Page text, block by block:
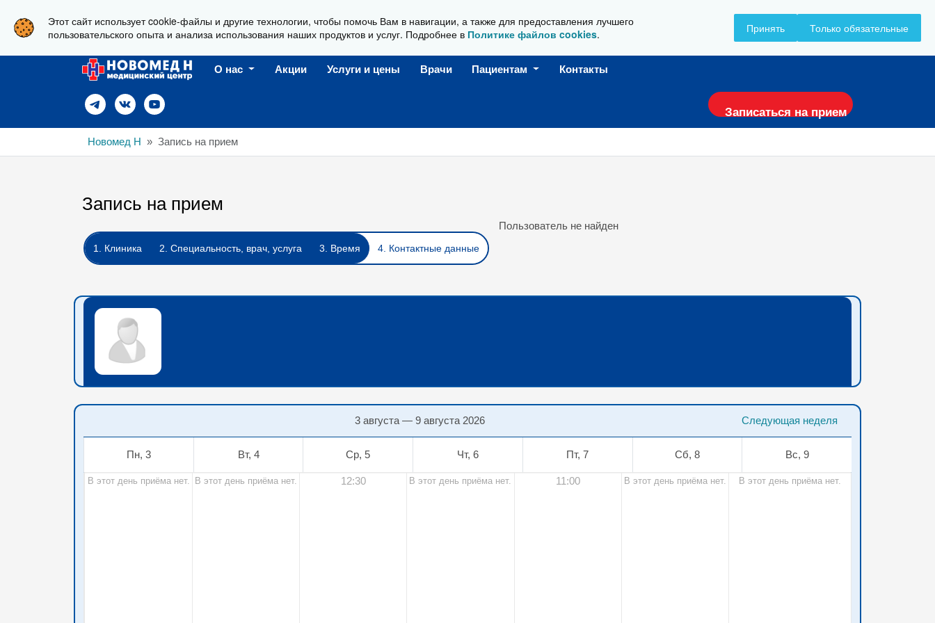
Этот сайт использует cookie-файлы и другие технологии, чтобы помочь Вам в навигации, а также для предоставления лучшего
пользовательского опыта и анализа использования наших продуктов и услуг. Подробнее в Политике файлов cookies. Принять Только обязательные
г. Новороссийск, ул. Пионерская, 23 Ежедневно, с 08:00 до 20:00 +7 (8617) 797-157
О нас Акции Услуги и цены Врачи Пациентам Контакты
Записаться на прием
Новомед Н Запись на прием
Запись на прием
1. Клиника 2. Специальность, врач, услуга 3. Время 4. Контактные данные
Пользователь не найден
Следующая неделя
3 августа — 9 августа 2026
Пн, 3 Вт, 4 Ср, 5 Чт, 6 Пт, 7 Сб, 8 Вс, 9
В этот день приёма нет. В этот день приёма нет. 12:30 В этот день приёма нет. 11:00 В этот день приёма нет. В этот день приёма нет.